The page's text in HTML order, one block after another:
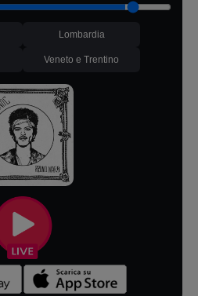
Lombardia
Veneto e Trentino